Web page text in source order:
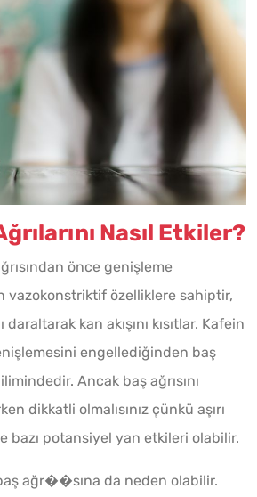
Nasıl Etkiler?
önce genişleme
vazokonstriktif özelliklere sahiptir,
kan akışını kısıtlar. Kafein
engellediğinden baş
Ancak baş ağrısını
dikkatli olmalısınız çünkü aşırı
bazı potansiyel yan etkileri olabilir.
ağr��sına da neden olabilir.